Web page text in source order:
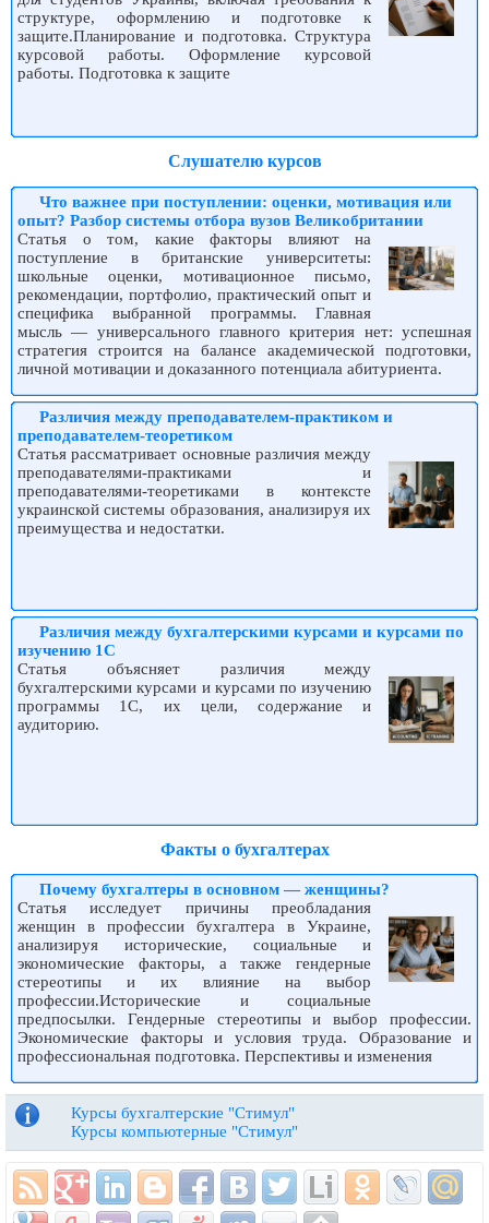
структуре, оформлению и подготовке к
защите.Планирование и подготовка. Структура
курсовой работы. Оформление курсовой
работы. Подготовка к защите
Слушателю курсов
Что важнее при поступлении: оценки, мотивация или
опыт? Разбор системы отбора вузов Великобритании
Статья о том, какие факторы влияют на
поступление в британские университеты:
школьные оценки, мотивационное письмо,
рекомендации, портфолио, практический опыт и
специфика выбранной программы. Главная
мысль — универсального главного критерия нет: успешная
стратегия строится на балансе академической подготовки,
личной мотивации и доказанного потенциала абитуриента.
Различия между преподавателем-практиком и
преподавателем-теоретиком
Статья рассматривает основные различия между
преподавателями-практиками и
преподавателями-теоретиками в контексте
украинской системы образования, анализируя их
преимущества и недостатки.
Различия между бухгалтерскими курсами и курсами по
изучению 1С
Статья объясняет различия между
бухгалтерскими курсами и курсами по изучению
программы 1С, их цели, содержание и
аудиторию.
Факты о бухгалтерах
Почему бухгалтеры в основном — женщины?
Статья исследует причины преобладания
женщин в профессии бухгалтера в Украине,
анализируя исторические, социальные и
экономические факторы, а также гендерные
стереотипы и их влияние на выбор
профессии.Исторические и социальные
предпосылки. Гендерные стереотипы и выбор профессии.
Экономические факторы и условия труда. Образование и
профессиональная подготовка. Перспективы и изменения
Курсы бухгалтерские "Стимул"
Курсы компьютерные "Стимул"